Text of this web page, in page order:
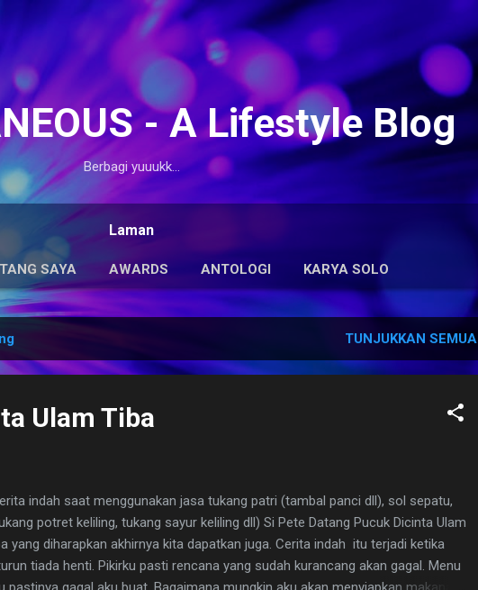
Langsung ke konten utama
- A Lifestyle Blog
Berbagi yuuukk...
Laman
SAYA AWARDS ANTOLOGI KARYA SOLO
TUNJUKKAN SEMUA
Ulam Tiba
indah saat menggunakan jasa tukang patri (tambal panci dll), sol sepatu,
potret keliling, tukang sayur keliling dll) Si Pete Datang Pucuk Dicinta Ulam
yang diharapkan akhirnya kita dapatkan juga. Cerita indah itu terjadi ketika
tiada henti. Pikirku pasti rencana yang sudah kurancang akan gagal. Menu